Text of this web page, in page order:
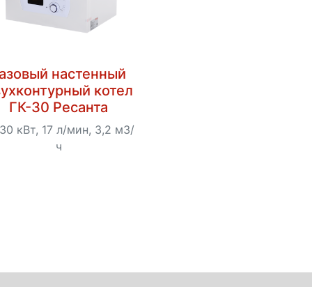
настенный
котел
ГК-30 Ресанта
кВт, 17 л/мин, 3,2 м3/
ч